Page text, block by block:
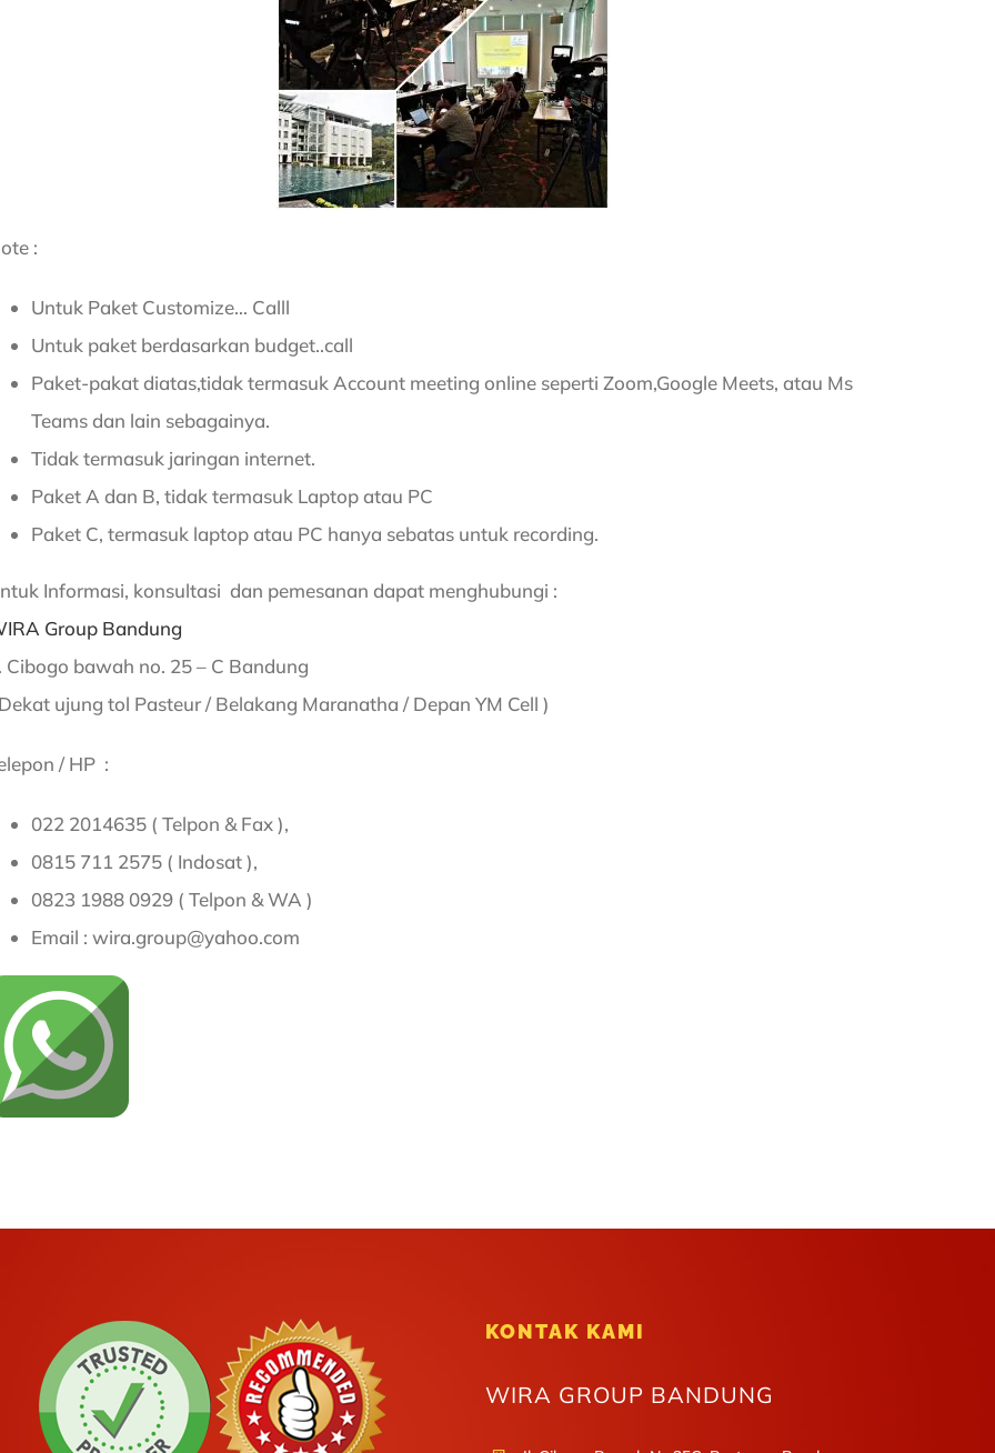
:
Untuk Paket Customize… Calll
Untuk paket berdasarkan budget..call
Paket-pakat diatas,tidak termasuk Account meeting online seperti Zoom,Google Meets, atau Ms
Teams dan lain sebagainya.
Tidak termasuk jaringan internet.
Paket A dan B, tidak termasuk Laptop atau PC
Paket C, termasuk laptop atau PC hanya sebatas untuk recording.
Informasi, konsultasi dan pemesanan dapat menghubungi :
Group Bandung
Cibogo bawah no. 25 – C Bandung
ujung tol Pasteur / Belakang Maranatha / Depan YM Cell )
/ HP :
022 2014635 ( Telpon & Fax ),
0815 711 2575 ( Indosat ),
0823 1988 0929 ( Telpon & WA )
Email : wira.group@yahoo.com
KONTAK KAMI
WIRA GROUP BANDUNG